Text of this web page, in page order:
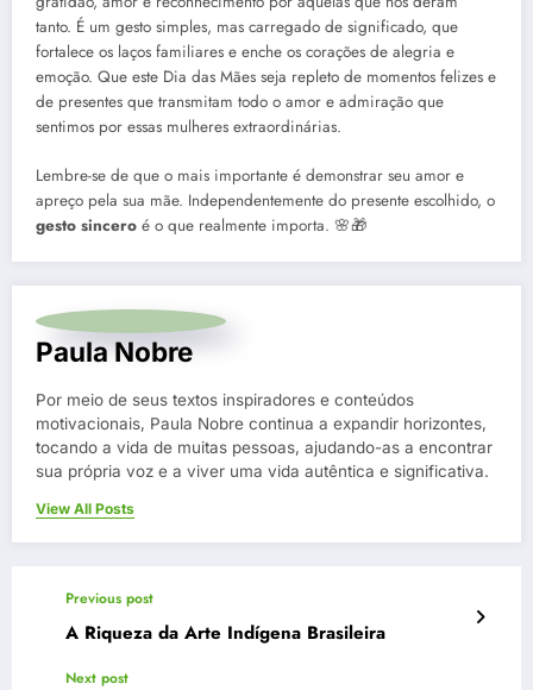
tanto. É um gesto simples, mas carregado de significado, que
fortalece os laços familiares e enche os corações de alegria e
emoção. Que este Dia das Mães seja repleto de momentos felizes e
de presentes que transmitam todo o amor e admiração que
sentimos por essas mulheres extraordinárias.
Lembre-se de que o mais importante é demonstrar seu amor e
apreço pela sua mãe. Independentemente do presente escolhido, o
gesto sincero é o que realmente importa. 🌸🎁
Paula Nobre
Por meio de seus textos inspiradores e conteúdos
motivacionais, Paula Nobre continua a expandir horizontes,
tocando a vida de muitas pessoas, ajudando-as a encontrar
sua própria voz e a viver uma vida autêntica e significativa.
View All Posts
Previous post
A Riqueza da Arte Indígena Brasileira
Next post